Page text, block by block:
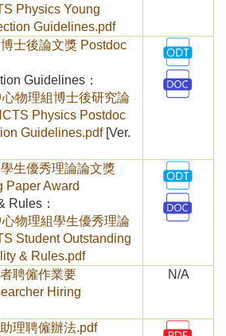
Physics Young
Guidelines.pdf
博士後論文獎 Postdoc
Guidelines：
物理組博士後研究論
Physics Postdoc
Guidelines.pdf[Ver.
學生優秀理論論文獎
Paper Award
Rules：
物理組學生優秀理論
Student Outstanding
& Rules.pdf
聘僱作業要
Hiring
N/A
理聘僱辦法.pdf